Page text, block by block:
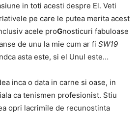
in toti acesti despre El. Veti
pe care le putea merita acest
acele proGnosticuri fabuloase
de unu la mie cum ar fi SW19
asta este, si el Unul este…
inca o data in carne si oase, in
ca tenismen profesionist. Stiu
opri lacrimile de recunostinta